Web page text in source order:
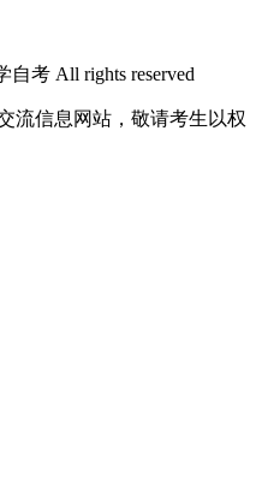
自考 All rights reserved
流信息网站，敬请考生以权